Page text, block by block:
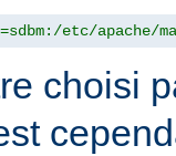
etc/apache/
choisi